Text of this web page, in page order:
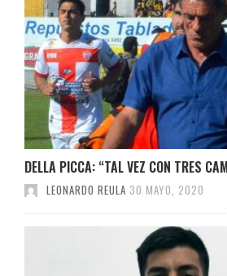
DELLA PICCA: “TAL VEZ CON TRES
LEONARDO REULA 30 MAYO, 2020